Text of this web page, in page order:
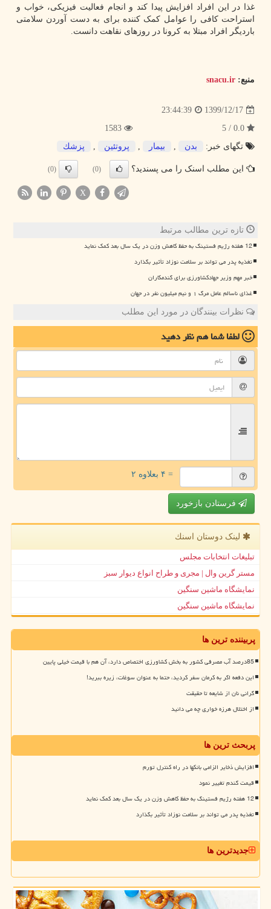
غذا در این افراد افزایش پیدا کند و انجام فعالیت فیزیکی، خواب و
استراحت کافی را عوامل کمک کننده برای به دست آوردن سلامتی
باردیگر افراد مبتلا به کرونا در روزهای نقاهت دانست.
منبع: snacu.ir
1399/12/17
23:44:39
تگهای خبر:
بدن , بیمار , پروتئین , پزشك
این مطلب اسنک را می پسندید؟ (0)
(0)
X
تازه ترین مطالب مرتبط
12 هفته رژیم فستینگ به حفظ کاهش وزن در یک سال بعد کمک نماید
تغذیه پدر می تواند بر سلامت نوزاد تأثیر بگذارد
خبر مهم وزیر جهادکشاورزی برای گندمکاران
غذای ناسالم عامل مرگ ۱ و نیم میلیون نفر در جهان
نظرات بینندگان در مورد این مطلب
لطفا شما همنظر دهید
= ۴ بعلاوه ۲
فرستادن بازخورد
لینک دوستان اسنك
تبلیغات انتخابات مجلس
مستر گرین وال | مجری و طراح انواع دیوار سبز
نمایشگاه ماشین سنگین
نمایشگاه ماشین سنگین
پربیننده ترین ها
85درصد آب مصرفی کشور به بخش کشاورزی اختصاص دارد، آن هم با قیمت خیلی پایین
این دفعه اگر به کرمان سفر کردید، حتما به عنوان سوغات، زیره ببرید!
گرانی نان از شایعه تا حقیقت
از اختلال هرزه خواری چه می دانید
پربحث ترین ها
افزایش ذخایر الزامی بانکها در راه کنترل تورم
قیمت گندم تغییر نمود
12 هفته رژیم فستینگ به حفظ کاهش وزن در یک سال بعد کمک نماید
تغذیه پدر می تواند بر سلامت نوزاد تأثیر بگذارد
جدیدترین ها